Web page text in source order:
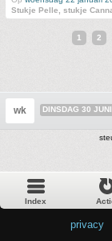
Stukje Pelle, stukje
1 2
wk DINSDAG 30
Index
privacy